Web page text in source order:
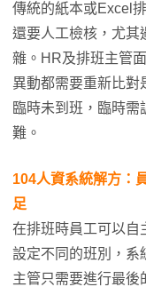
傳統的紙本或Excel
還要人工檢核，尤其
雜。HR及排班主管
異動都需要重新比對
臨時未到班，臨時需
難。
104人資系統解方 ：
足
在排班時員工可以自
設定不同的班別，系
主管只需要進行最後